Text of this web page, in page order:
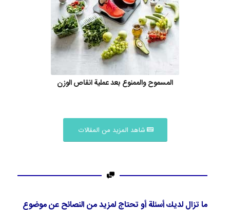
المسموح والممنوع بعد عملية انقاص الوزن
شاهد المزيد من المقالات
ما تزال لديك أسئلة أو تحتاج لمزيد من النصائح عن موضوع